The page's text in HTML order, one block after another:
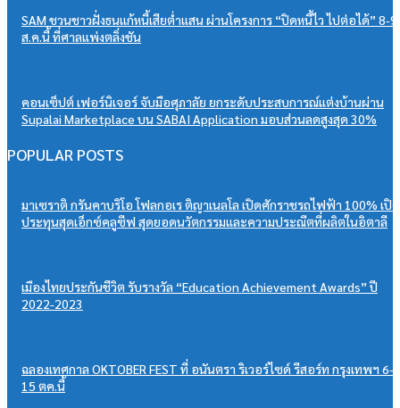
SAM ชวนชาวฝั่งธนแก้หนี้เสียต่ำแสน ผ่านโครงการ “ปิดหนี้ไว ไปต่อได้” 8-9
ส.ค.นี้ ที่ศาลแพ่งตลิ่งชัน
คอนเซ็ปต์ เฟอร์นิเจอร์ จับมือศุภาลัย ยกระดับประสบการณ์แต่งบ้านผ่าน
Supalai Marketplace บน SABAI Application มอบส่วนลดสูงสุด 30%
POPULAR POSTS
มาเซราติ กรันคาบริโอ โฟลกอเร ติญาเนลโล เปิดศักราชรถไฟฟ้า 100% เปิด
ประทุนสุดเอ็กซ์คลูซีฟ สุดยอดนวัตกรรมและความประณีตที่ผลิตในอิตาลี
เมืองไทยประกันชีวิต รับรางวัล “Education Achievement Awards” ปี
2022-2023
ฉลองเทศกาล OKTOBER FEST ที่ อนันตรา ริเวอร์ไซด์ รีสอร์ท กรุงเทพฯ 6-
15 ตค.นี้